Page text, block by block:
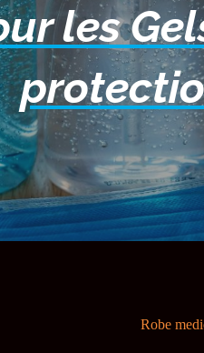
les
Robe